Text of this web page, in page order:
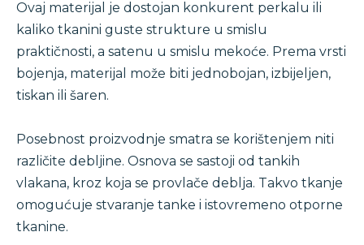
Ovaj materijal je dostojan konkurent perkalu ili
kaliko tkanini guste strukture u smislu
praktičnosti, a satenu u smislu mekoće. Prema vrsti
bojenja, materijal može biti jednobojan, izbijeljen,
tiskan ili šaren.
Posebnost proizvodnje smatra se korištenjem niti
različite debljine. Osnova se sastoji od tankih
vlakana, kroz koja se provlače deblja. Takvo tkanje
omogućuje stvaranje tanke i istovremeno otporne
tkanine.